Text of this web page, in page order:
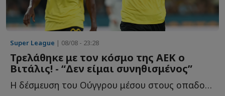
Super League | 08/08 - 23:28
Τρελάθηκε με τον κόσμο της ΑΕΚ ο
Βιτάλις! - “Δεν είμαι συνηθισμένος”
Η δέσμευση του Ούγγρου μέσου στους οπαδούς τ...